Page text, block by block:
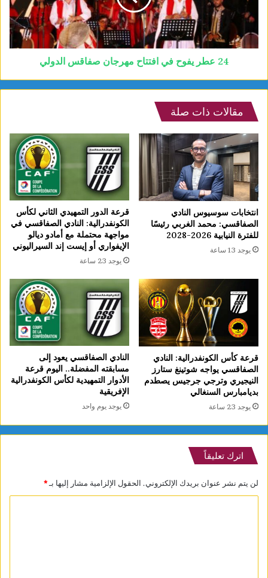
24 عطر يفوح في افتتاح مهرجان صفاقس الدولي
مقالات ذات صلة
انتخابات سوسيوس النادي
الصفاقسي: محمد الغربي رئيسًا
للفترة النيابية 2026-2028
يوجد 13 ساعة
قرعة الدور التمهيدي الثاني لكأس
الكونفدرالية: النادي الصفاقسي في
مواجهة محتملة مع أمادو ديالو
الإيفواري أو إيست إند السيراليوني
يوجد 23 ساعة
قرعة كأس الكونفدرالية: النادي
الصفاقسي يواجه شوتينغ ستارز
النيجيري وترجي جرجيس يصطدم
بديامبارس السنغالي
يوجد 23 ساعة
النادي الصفاقسي يعود إلى
مسابقته المفضلة.. اليوم قرعة
الأدوار التمهيدية لكأس الكونفدرالية
الإفريقية
يوجد يوم واحد
اترك تعليقاً
لن يتم نشر عنوان بريدك الإلكتروني. الحقول الإلزامية مشار إليها بـ*